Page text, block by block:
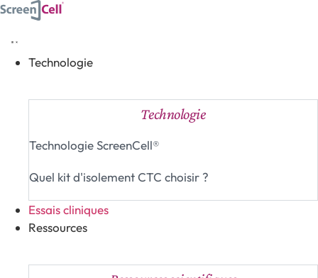
Aller
contenu
Technologie
Technologie
Technologie ScreenCell®
Quel kit d'isolement CTC choisir ?
Essais cliniques
Ressources